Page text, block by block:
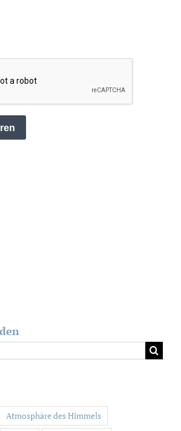
Atmosphäre des Himmels